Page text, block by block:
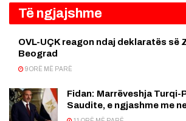
Të ngjajshme
OVL-UÇK reagon ndaj deklaratës së
Beograd
9 ORË MË PARË
Fidan: Marrëveshja
Saudite, e ngjashme me